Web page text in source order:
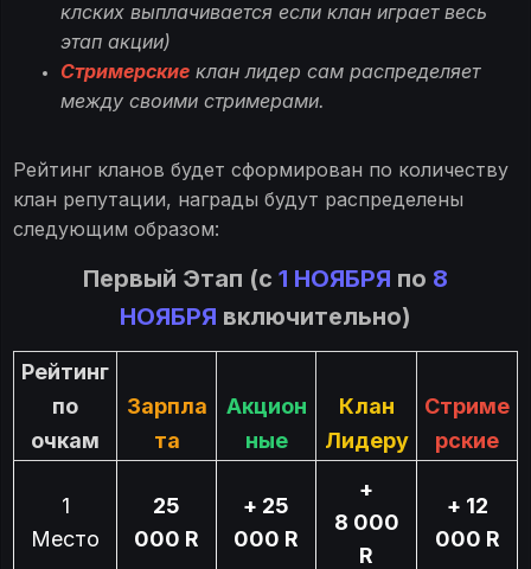
клских выплачивается если клан играет весь
этап акции)
Стримерские клан лидер сам распределяет
между своими стримерами.
Рейтинг кланов будет сформирован по количеству
клан репутации, награды будут распределены
следующим образом:
Первый Этап (с 1 НОЯБРЯ по 8
НОЯБРЯ включительно)
Рейтинг
по
очкам
Зарпла
та
Акцион
ные
Клан
Лидеру
Стриме
рские
1
Место
25
000 R
+ 25
000 R
+
8 000
R
+ 12
000 R